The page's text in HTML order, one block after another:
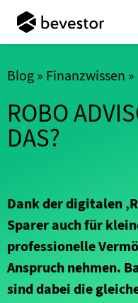
Geldanlage
ETF-
Nachhaltige
Für Kinder
Gemeinsam
Anlageschutz
Sparen mit
Wissen
Whitepaper
bevestorBlog
Über uns
Unternehmen
Auszeichnungen
bevestor App
Kontakt
Blog » Finanzwissen »
ROBO
DAS?
Dank der digitalen
Sparer auch für
professionelle
Anspruch nehmen.
sind dabei die